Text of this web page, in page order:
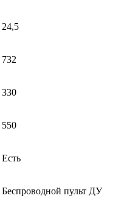
24,5
732
330
550
Есть
Беспроводной пульт ДУ